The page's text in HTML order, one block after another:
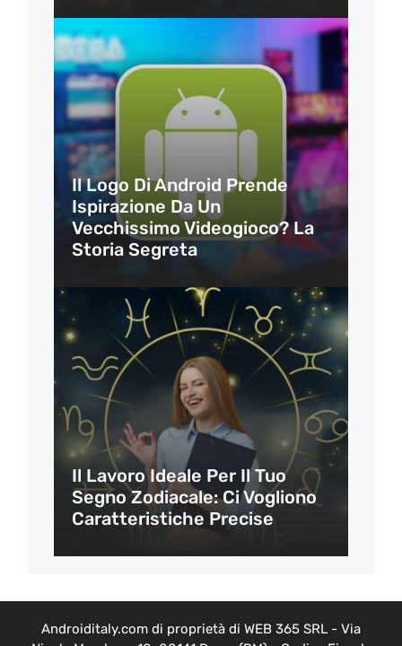
Il Logo Di Android Prende
Ispirazione Da Un
Vecchissimo Videogioco? La
Storia Segreta
Il Lavoro Ideale Per Il Tuo
Segno Zodiacale: Ci Vogliono
Caratteristiche Precise
Androiditaly.com di proprietà di WEB 365 SRL - Via